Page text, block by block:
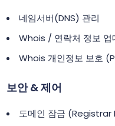
네임서버(DNS) 관리
Whois / 연락처 정보 업
Whois 개인정보 보호
보안 & 제어
도메인 잠금 (Registrar